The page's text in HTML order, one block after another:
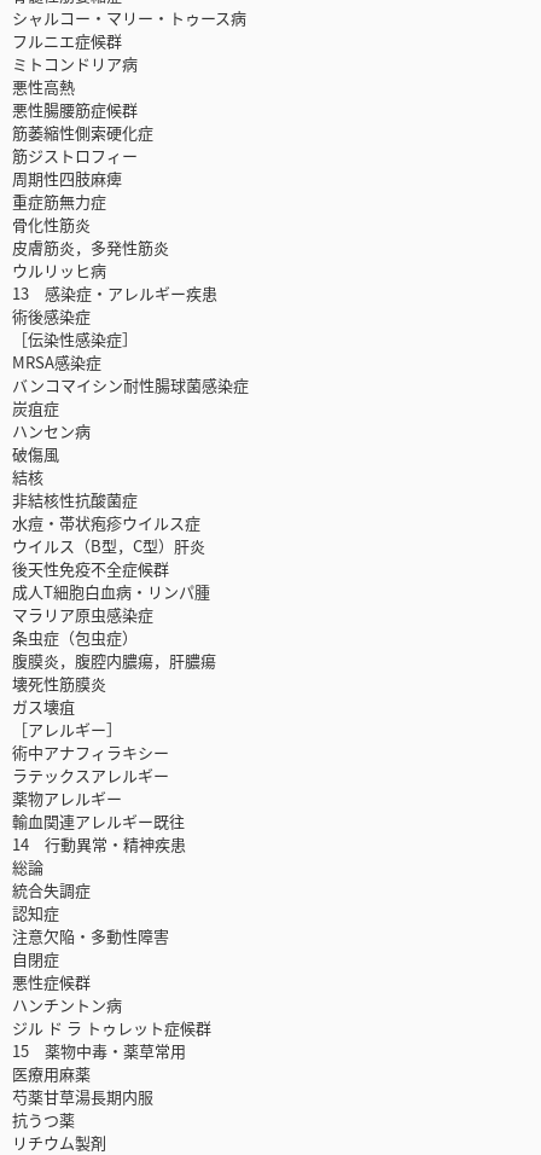
シャルコー・マリー・トゥース病
フルニエ症候群
ミトコンドリア病
悪性高熱
悪性腸腰筋症候群
筋萎縮性側索硬化症
筋ジストロフィー
周期性四肢麻痺
重症筋無力症
骨化性筋炎
皮膚筋炎，多発性筋炎
ウルリッヒ病
13 感染症・アレルギー疾患
術後感染症
［伝染性感染症］
MRSA感染症
バンコマイシン耐性腸球菌感染症
炭疽症
ハンセン病
破傷風
結核
非結核性抗酸菌症
水痘・帯状疱疹ウイルス症
ウイルス（B型，C型）肝炎
後天性免疫不全症候群
成人T細胞白血病・リンパ腫
マラリア原虫感染症
条虫症（包虫症）
腹膜炎，腹腔内膿瘍，肝膿瘍
壊死性筋膜炎
ガス壊疽
［アレルギー］
術中アナフィラキシー
ラテックスアレルギー
薬物アレルギー
輸血関連アレルギー既往
14 行動異常・精神疾患
総論
統合失調症
認知症
注意欠陥・多動性障害
自閉症
悪性症候群
ハンチントン病
ジル ド ラ トゥレット症候群
15 薬物中毒・薬草常用
医療用麻薬
芍薬甘草湯長期内服
抗うつ薬
リチウム製剤